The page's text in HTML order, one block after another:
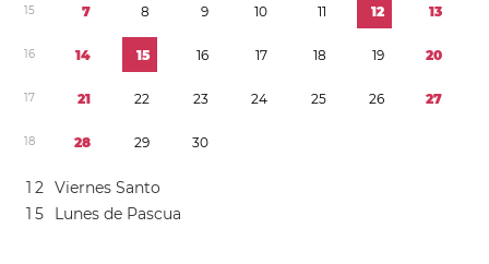
15 7 8 9 10 11 12 13
16 14 15 16 17 18 19 20
17 21 22 23 24 25 26 27
18 28 29 30
1 2 Viernes Santo
1 5 Lunes de Pascua